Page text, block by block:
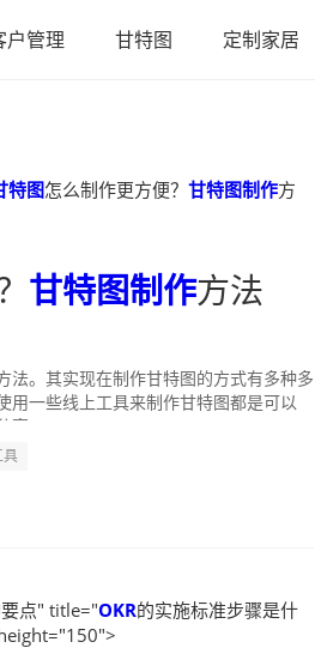
户管理 甘特图 定制家居
特图怎么制作更方便？ 甘特图制作方
甘特图制作方法
法。其实现在制作甘特图的方式有多种多
用一些线上工具来制作甘特图都是可以
具
点" title="OKR的实施标准步骤是什